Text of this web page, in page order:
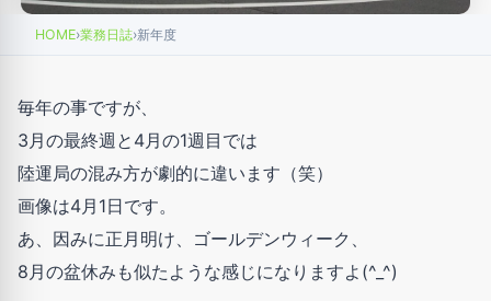
HOME›業務日誌›新年度
毎年の事ですが、
3月の最終週と4月の1週目では
陸運局の混み方が劇的に違います（笑）
画像は4月1日です。
あ、因みに正月明け、ゴールデンウィーク、
8月の盆休みも似たような感じになりますよ(^_^)